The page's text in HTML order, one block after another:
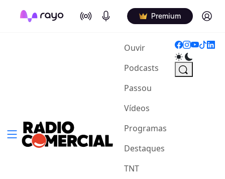
On Air Podcasts Premium Log in
Ouvir(current)
Podcasts
Passou
Vídeos
Programas
Destaques
TNT